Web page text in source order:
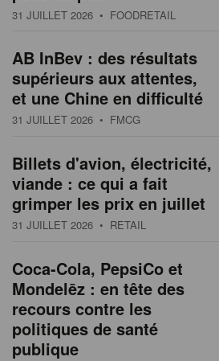
31 JUILLET 2026 • FOODRETAIL
AB InBev : des résultats
supérieurs aux attentes,
et une Chine en difficulté
31 JUILLET 2026 • FMCG
Billets d'avion, électricité,
viande : ce qui a fait
grimper les prix en juillet
31 JUILLET 2026 • RETAIL
Coca-Cola, PepsiCo et
Mondelēz : en tête des
recours contre les
politiques de santé
publique